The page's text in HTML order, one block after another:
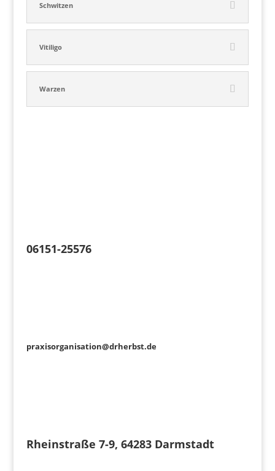
Schwitzen
Vitiligo
Warzen
06151-25576
praxisorganisation@drherbst.de
Rheinstraße 7-9, 64283 Darmstadt